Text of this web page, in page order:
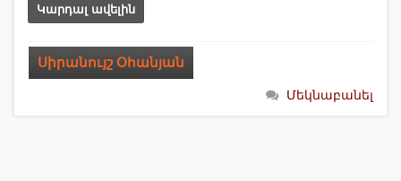
Կարդալ ավելին
Սիրանույշ Օհանյան
Մեկնաբանել